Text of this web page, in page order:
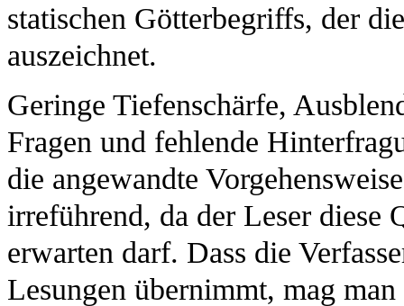
statischen Götterbegriffs, der
auszeichnet.
Geringe Tiefenschärfe,
Fragen und fehlende
die angewandte
irreführend, da der Leser diese
erwarten darf. Dass die
Lesungen übernimmt, mag